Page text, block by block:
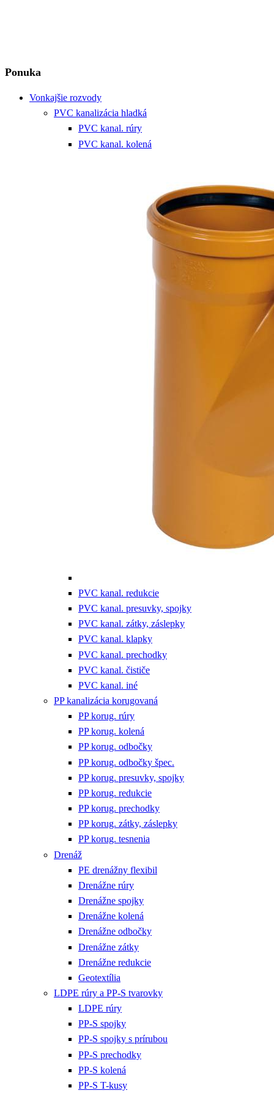
Ponuka
Vonkajšie rozvody
PVC kanalizácia hladká
PVC kanal. rúry
PVC kanal. kolená
PVC kanal. redukcie
PVC kanal. presuvky, spojky
PVC kanal. zátky, záslepky
PVC kanal. klapky
PVC kanal. prechodky
PVC kanal. čističe
PVC kanal. iné
PP kanalizácia korugovaná
PP korug. rúry
PP korug. kolená
PP korug. odbočky
PP korug. odbočky špec.
PP korug. presuvky, spojky
PP korug. redukcie
PP korug. prechodky
PP korug. zátky, záslepky
PP korug. tesnenia
Drenáž
PE drenážny flexibil
Drenážne rúry
Drenážne spojky
Drenážne kolená
Drenážne odbočky
Drenážne zátky
Drenážne redukcie
Geotextília
LDPE rúry a PP-S tvarovky
LDPE rúry
PP-S spojky
PP-S spojky s prírubou
PP-S prechodky
PP-S kolená
PP-S T-kusy